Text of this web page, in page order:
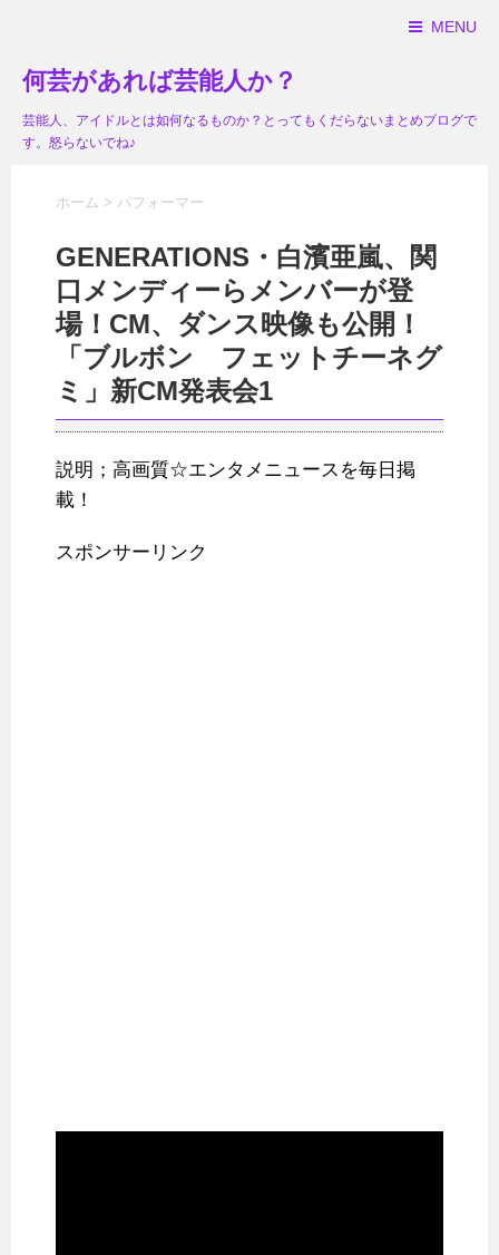
MENU
何芸があれば芸能人か？
芸能人、アイドルとは如何なるものか？とってもくだらないまとめブログで
す。怒らないでね♪
ホーム > パフォーマー
GENERATIONS・白濱亜嵐、関
口メンディーらメンバーが登
場！CM、ダンス映像も公開！
「ブルボン フェットチーネグ
ミ」新CM発表会1
説明；高画質☆エンタメニュースを毎日掲
載！
スポンサーリンク